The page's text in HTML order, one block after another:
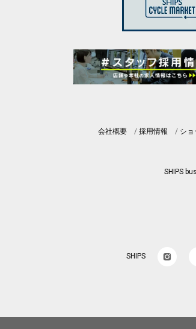
会社概要
採用情報 ショ
SHIPS
SHIPS